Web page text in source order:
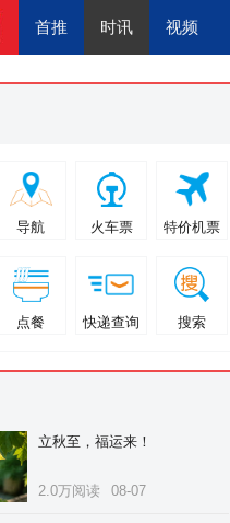
首推 时讯 视频
导航 火车票 特价机票
点餐 快递查询 搜索
立秋至，福运来！
2.0万阅读 08-07